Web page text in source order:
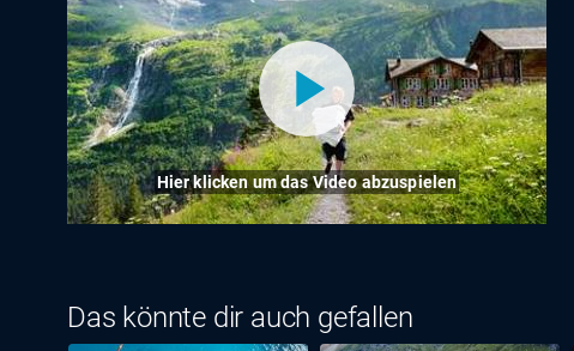
Hier klicken um das Video abzuspielen
Das könnte dir auch gefallen